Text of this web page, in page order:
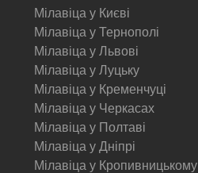
Мілавіца у Києві
Мілавіца у Тернополі
Мілавіца у Львові
Мілавіца у Луцьку
Мілавіца у Кременчуці
Мілавіца у Черкасах
Мілавіца у Полтаві
Мілавіца у Дніпрі
Мілавіца у Кропивницькому